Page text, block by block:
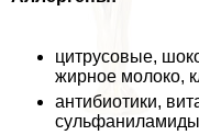
цитрусовые,
жирное молоко,
антибиотики,